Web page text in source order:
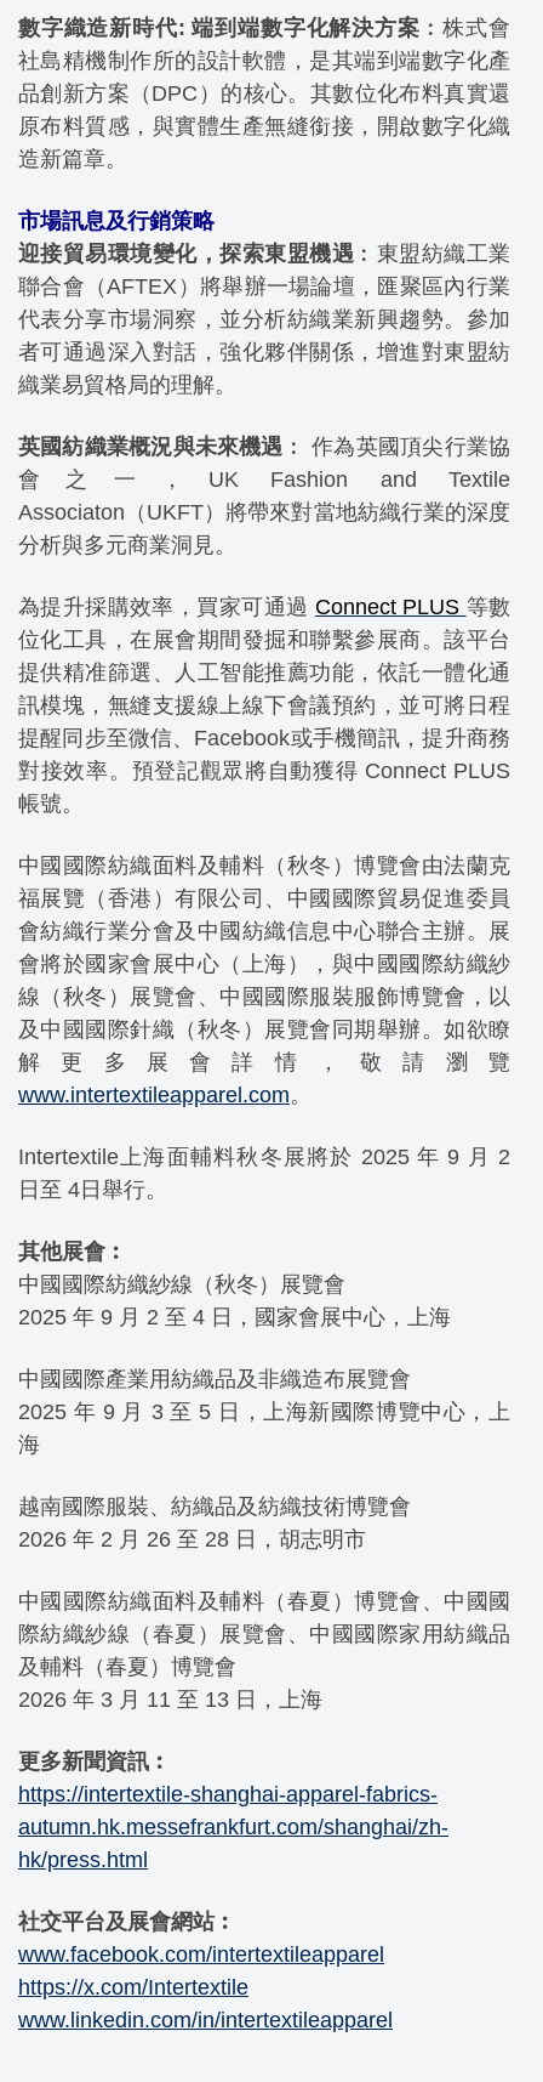
數字織造新時代: 端到端數字化解決方案 ︰株式會
社島精機制作所的設計軟體，是其端到端數字化產
品創新方案（DPC）的核心。其數位化布料真實還
原布料質感，與實體生產無縫銜接，開啟數字化織
造新篇章。
市場訊息及行銷策略
迎接貿易環境變化，探索東盟機遇 ︰東盟紡織工業
聯合會（AFTEX）將舉辦一場論壇，匯聚區內行業
代表分享市場洞察，並分析紡織業新興趨勢。參加
者可通過深入對話，強化夥伴關係，增進對東盟紡
織業易貿格局的理解。
英國紡織業概況與未來機遇 ︰ 作為英國頂尖行業協
會之一，UK Fashion and Textile
Associaton（UKFT）將帶來對當地紡織行業的深度
分析與多元商業洞見。
為提升採購效率，買家可通過 Connect PLUS 等數
位化工具，在展會期間發掘和聯繫參展商。該平台
提供精准篩選、人工智能推薦功能，依託一體化通
訊模塊，無縫支援線上線下會議預約，並可將日程
提醒同步至微信、Facebook或手機簡訊，提升商務
對接效率。預登記觀眾將自動獲得 Connect PLUS
帳號。
中國國際紡織面料及輔料（秋冬）博覽會由法蘭克
福展覽（香港）有限公司、中國國際貿易促進委員
會紡織行業分會及中國紡織信息中心聯合主辦。展
會將於國家會展中心（上海），與中國國際紡織紗
線（秋冬）展覽會、中國國際服裝服飾博覽會，以
及中國國際針織（秋冬）展覽會同期舉辦。如欲瞭
解更多展會詳情，敬請瀏覽
www.intertextileapparel.com。
Intertextile上海面輔料秋冬展將於 2025 年 9 月 2
日至 4日舉行。
其他展會︰
中國國際紡織紗線（秋冬）展覽會
2025 年 9 月 2 至 4 日，國家會展中心，上海
中國國際產業用紡織品及非織造布展覽會
2025 年 9 月 3 至 5 日，上海新國際博覽中心，上
海
越南國際服裝、紡織品及紡織技術博覽會
2026 年 2 月 26 至 28 日，胡志明市
中國國際紡織面料及輔料（春夏）博覽會、中國國
際紡織紗線（春夏）展覽會、中國國際家用紡織品
及輔料（春夏）博覽會
2026 年 3 月 11 至 13 日，上海
更多新聞資訊︰
https://intertextile-shanghai-apparel-fabrics-
autumn.hk.messefrankfurt.com/shanghai/zh-
hk/press.html
社交平台及展會網站︰
www.facebook.com/intertextileapparel
https://x.com/Intertextile
www.linkedin.com/in/intertextileapparel